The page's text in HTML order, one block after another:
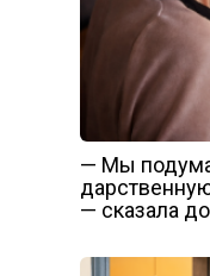
— Мы
— сказала